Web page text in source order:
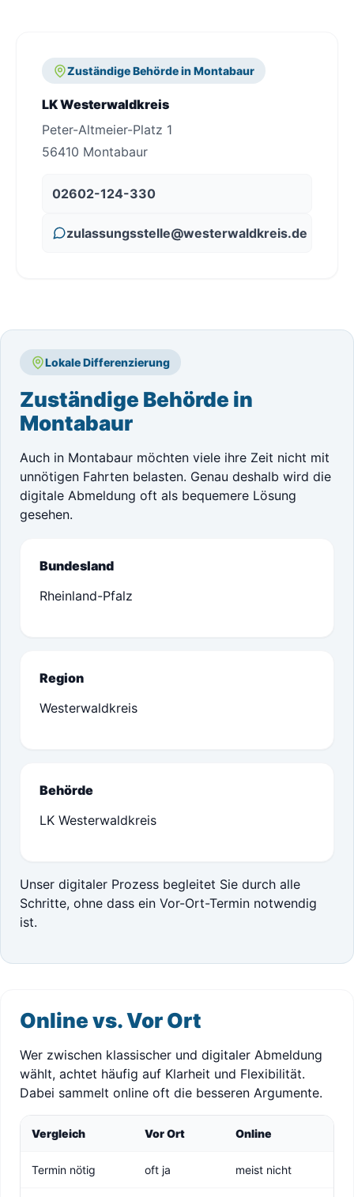
Zuständige Behörde in Montabaur
LK Westerwaldkreis
Peter-Altmeier-Platz 1
56410 Montabaur
02602-124-330
zulassungsstelle@westerwaldkreis.de
Lokale Differenzierung
Zuständige Behörde in
Montabaur
Auch in Montabaur möchten viele ihre Zeit nicht mit
unnötigen Fahrten belasten. Genau deshalb wird die
digitale Abmeldung oft als bequemere Lösung
gesehen.
Bundesland
Rheinland-Pfalz
Region
Westerwaldkreis
Behörde
LK Westerwaldkreis
Unser digitaler Prozess begleitet Sie durch alle
Schritte, ohne dass ein Vor-Ort-Termin notwendig
ist.
Online vs. Vor Ort
Wer zwischen klassischer und digitaler Abmeldung
wählt, achtet häufig auf Klarheit und Flexibilität.
Dabei sammelt online oft die besseren Argumente.
Vergleich Vor Ort Online
Termin nötig oft ja meist nicht